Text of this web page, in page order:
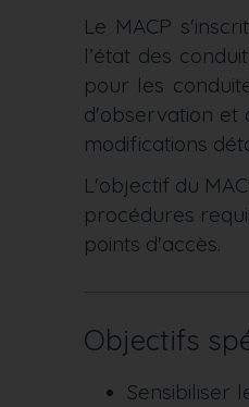
Le MACP
l’état des
pour les
d'observation et
modifications
L'objectif du
procédures
points d'accès.
Objectifs
Sensibiliser